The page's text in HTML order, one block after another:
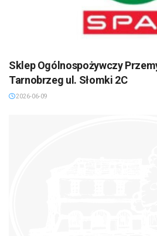
Sklep Ogólnospożywczy
Tarnobrzeg ul. Słomki 2C
2026-06-09